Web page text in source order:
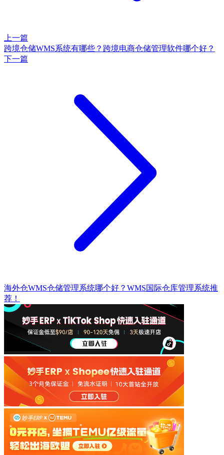
上一篇
跨境仓储WMS系统有哪些？跨境电商仓储管理软件哪个好？
下一篇
海外仓WMS仓储管理系统哪个好？WMS国际仓库管理系统推
荐！